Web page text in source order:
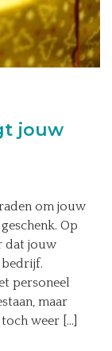
jouw
om jouw
Op
dat jouw
personeel
maar
weer […]